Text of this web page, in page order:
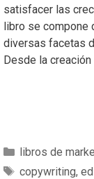
satisfacer las
libro se compone
diversas facetas
Desde la
libros de
copywriting,